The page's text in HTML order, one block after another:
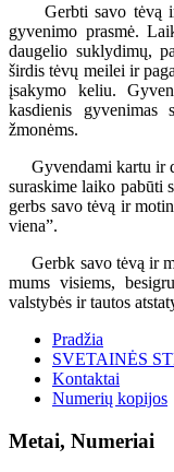
Gerbti savo tėvą ir
gyvenimo prasmė.
daugelio suklydimų,
širdis tėvų meilei ir
įsakymo keliu.
kasdienis
žmonėms.
Gyvendami kartu ir
suraskime laiko pabūti
gerbs savo tėvą ir
viena”.
Gerbk savo tėvą ir
mums visiems,
valstybės ir tautos
Pradžia
SVETAINĖS
Kontaktai
Numerių kopijos
Metai, Numeriai